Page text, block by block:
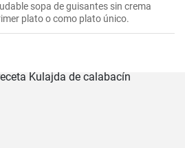
sopa de guisantes sin crema
plato o como plato único.